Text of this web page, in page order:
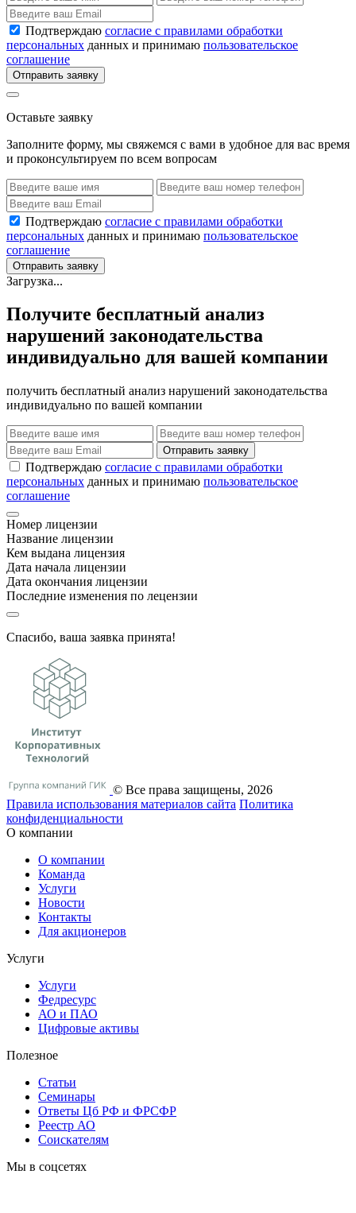
Подтверждаю согласие с правилами обработки
персональных данных и принимаю пользовательское
соглашение
Отправить заявку
Оставьте заявку
Заполните форму, мы свяжемся с вами в удобное для вас время
и проконсультируем по всем вопросам
Подтверждаю согласие с правилами обработки
персональных данных и принимаю пользовательское
соглашение
Отправить заявку
Загрузка...
Получите бесплатный анализ
нарушений законодательства
индивидуально для вашей компании
получить бесплатный анализ нарушений законодательства
индивидуально по вашей компании
Отправить заявку
Подтверждаю согласие с правилами обработки
персональных данных и принимаю пользовательское
соглашение
Номер лицензии
Название лицензии
Кем выдана лицензия
Дата начала лицензии
Дата окончания лицензии
Последние изменения по лецензии
Спасибо, ваша заявка принята!
© Все права защищены, 2026
Правила использования материалов сайта Политика
конфиденциальности
О компании
О компании
Команда
Услуги
Новости
Контакты
Для акционеров
Услуги
Услуги
Федресурс
АО и ПАО
Цифровые активы
Полезное
Статьи
Cеминары
Ответы Цб РФ и ФРСФР
Реестр АО
Соискателям
Мы в соцсетях